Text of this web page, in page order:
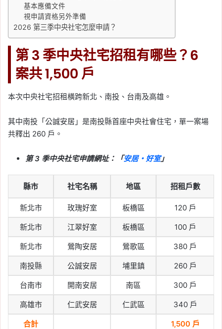
基本應備文件
視申請資格另外準備
2026 第三季中央社宅怎麼申請？
第 3 季中央社宅招租有哪些？6
案共 1,500 戶
本次中央社宅招租橫跨新北、南投、台南及高雄。
其中南投「公誠安居」是南投縣首座中央社會住宅，單一案場
共釋出 260 戶。
第 3 季中央社宅申請網址：「安居・好室」
縣市 社宅名稱 地區 招租戶數
新北市 玫瑰好室 板橋區 120 戶
新北市 江翠好室 板橋區 100 戶
新北市 鶯陶安居 鶯歌區 380 戶
南投縣 公誠安居 埔里鎮 260 戶
台南市 開南安居 南區 300 戶
高雄市 仁武安居 仁武區 340 戶
合計 1,500 戶